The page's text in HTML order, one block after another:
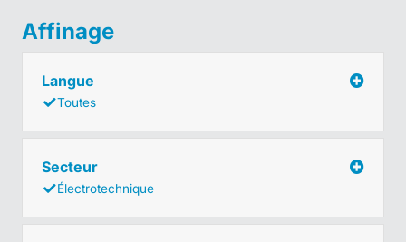
Affinage
Langue
Toutes
Secteur
Électrotechnique